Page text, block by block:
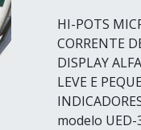
HI-POTS
CORRENTE
DISPLAY
LEVE E
modelo